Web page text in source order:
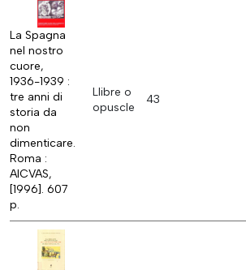
La Spagna
nel nostro
cuore,
1936-1939 :
tre anni di
storia da
non
dimenticare.
Roma :
AICVAS,
[1996]. 607
p.
Llibre o
opuscle
43